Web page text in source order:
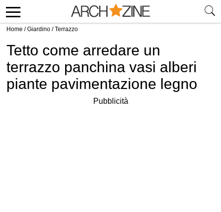
Home /Giardino /Terrazzo
Tetto come arredare un
terrazzo panchina vasi alberi
piante pavimentazione legno
Pubblicità